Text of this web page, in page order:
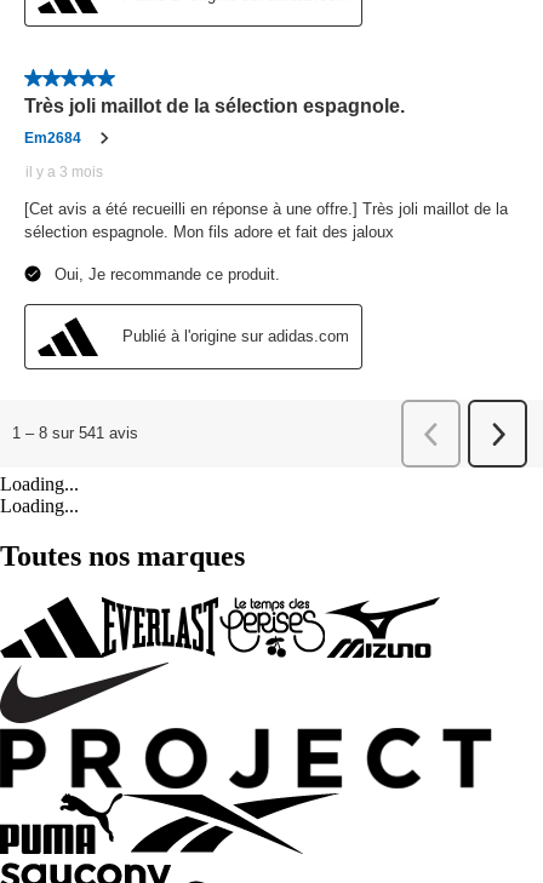
Loading...
Loading...
Toutes nos marques